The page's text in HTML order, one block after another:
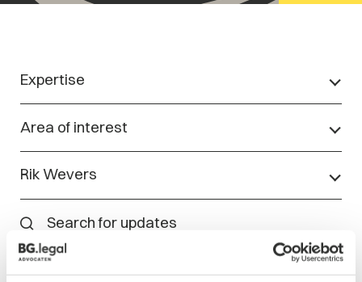
Expertise
Area of interest
Rik Wevers